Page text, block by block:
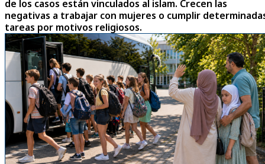
de los casos están vinculados al islam. Crecen las
negativas a trabajar con mujeres o cumplir
tareas por motivos religiosos.